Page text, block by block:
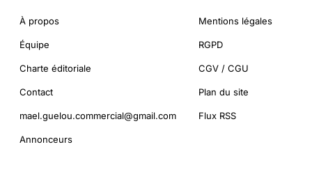
À propos
Équipe
Charte éditoriale
Contact
mael.guelou.commercial@gmail.com
Annonceurs
Mentions légales
RGPD
CGV / CGU
Plan du site
Flux RSS